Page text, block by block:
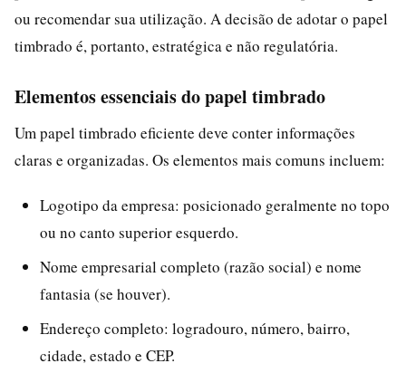
ou recomendar sua utilização. A decisão de adotar o papel
timbrado é, portanto, estratégica e não regulatória.
Elementos essenciais do papel timbrado
Um papel timbrado eficiente deve conter informações
claras e organizadas. Os elementos mais comuns incluem:
Logotipo da empresa: posicionado geralmente no topo
ou no canto superior esquerdo.
Nome empresarial completo (razão social) e nome
fantasia (se houver).
Endereço completo: logradouro, número, bairro,
cidade, estado e CEP.